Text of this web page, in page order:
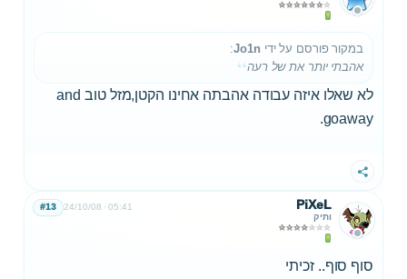
במקור פורסם על ידי Jo1n
:
אהבתי יותר את של רעה
לא שאלו איזה עבודה אהבתה אחינו הקטן,מזל טוב and
goaway.
שתף
PiXeL
ותיק
24/10/08 05:41
#13
סוף סוף.. זכיתי